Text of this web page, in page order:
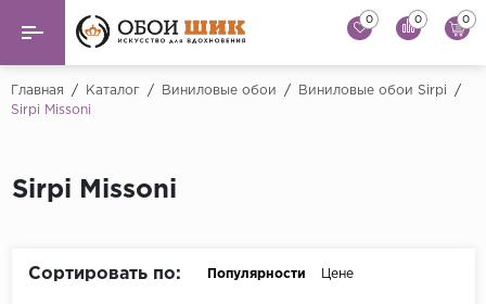
Назад Назад
AS Creation
Флизелиновые обои
Фрески
0 0 0
Главная / Каталог / Виниловые обои / Виниловые обои Sirpi
/
Sirpi Missoni
Sirpi Missoni
Сортировать по: Популярности Цене